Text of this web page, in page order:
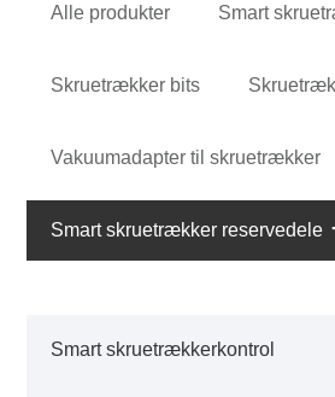
Alle produkter Smart
Skruetrækker bits
Vakuumadapter til skruetrækker
Smart skruetrækker reservedele
Smart skruetrækkerkontrol